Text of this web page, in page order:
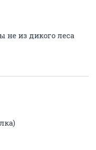
не из дикого леса